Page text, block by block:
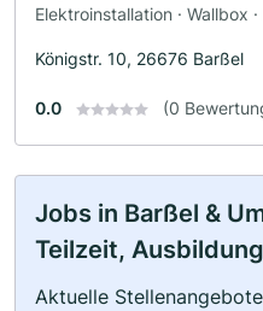
Elektroinstallation · Wallbox
Königstr. 10, 26676 Barßel
0.0 (0
Jobs in Barßel &
Teilzeit,
Aktuelle